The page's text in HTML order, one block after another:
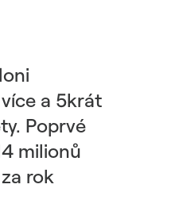
a 5krát
Poprvé
milionů
rok